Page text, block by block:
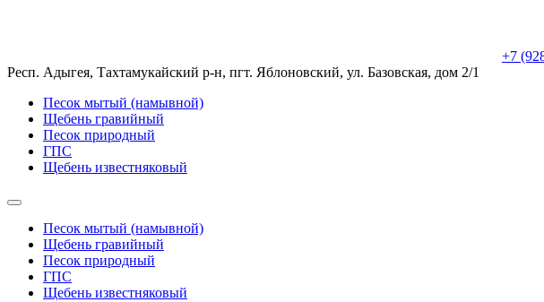
+7
Респ. Адыгея, Тахтамукайский р-н, пгт. Яблоновский, ул. Базовская, дом 2/1
Песок мытый (намывной)
Щебень гравийный
Песок природный
ГПС
Щебень известняковый
Песок мытый (намывной)
Щебень гравийный
Песок природный
ГПС
Щебень известняковый